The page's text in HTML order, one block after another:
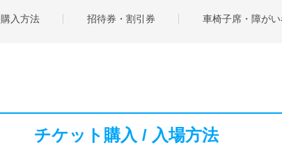
購入方法 招待券・割引券 車椅子席・障が
チケット購入 / 入場方法